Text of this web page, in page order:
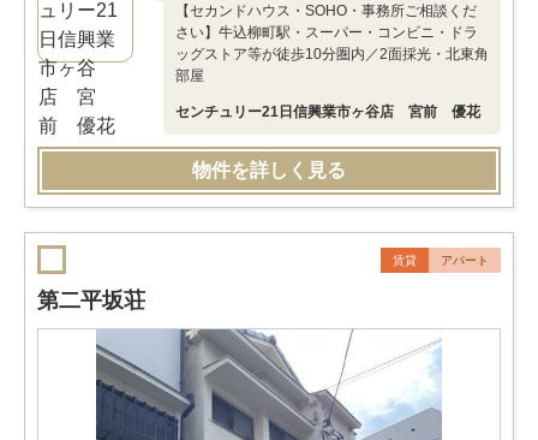
【セカンドハウス・SOHO・事務所ご相談くだ
さい】牛込柳町駅・スーパー・コンビニ・ドラ
ッグストア等が徒歩10分圏内／2面採光・北東角
部屋
センチュリー21日信興業市ヶ谷店 宮前 優花
物件を詳しく見る
賃貸 アパート
第二平坂荘